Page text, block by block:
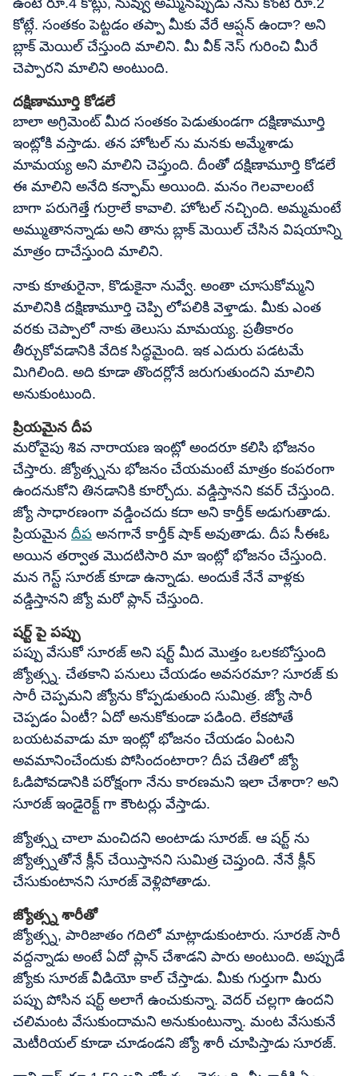
ఉంటే రూ.4 కోట్లు, నువ్వు అమ్మినప్పుడు నేను కొంటే రూ.2
కోట్లే. సంతకం పెట్టడం తప్పా మీకు వేరే ఆప్షన్ ఉందా? అని
బ్లాక్ మెయిల్ చేస్తుంది మాలిని. మీ వీక్ నెస్ గురించి మీరే
చెప్పారని మాలిని అంటుంది.
దక్షిణామూర్తి కోడలే
బాలా అగ్రిమెంట్ మీద సంతకం పెడుతుండగా దక్షిణామూర్తి
ఇంట్లోకి వస్తాడు. తన హోటల్ ను మనకు అమ్మేశాడు
మామయ్య అని మాలిని చెప్తుంది. దీంతో దక్షిణామూర్తి కోడలే
ఈ మాలిని అనేది కన్ఫామ్ అయింది. మనం గెలవాలంటే
బాగా పరుగెత్తే గుర్రాలే కావాలి. హోటల్ నచ్చింది. అమ్మమంటే
అమ్ముతానన్నాడు అని తాను బ్లాక్ మెయిల్ చేసిన విషయాన్ని
మాత్రం దాచేస్తుంది మాలిని.
నాకు కూతురైనా, కొడుకైనా నువ్వే. అంతా చూసుకోమ్మని
మాలినికి దక్షిణామూర్తి చెప్పి లోపలికి వెళ్తాడు. మీకు ఎంత
వరకు చెప్పాలో నాకు తెలుసు మామయ్య. ప్రతీకారం
తీర్చుకోవడానికి వేదిక సిద్ధమైంది. ఇక ఎదురు పడటమే
మిగిలింది. అది కూడా తొందర్లోనే జరుగుతుందని మాలిని
అనుకుంటుంది.
ప్రియమైన దీప
మరోవైపు శివ నారాయణ ఇంట్లో అందరూ కలిసి భోజనం
చేస్తారు. జ్యోత్స్నను భోజనం చేయమంటే మాత్రం కంపరంగా
ఉందనుకోని తినడానికి కూర్చోదు. వడ్డిస్తానని కవర్ చేస్తుంది.
జ్యో సాధారణంగా వడ్డించదు కదా అని కార్తీక్ అడుగుతాడు.
ప్రియమైన దీప అనగానే కార్తీక్ షాక్ అవుతాడు. దీప సీఈఓ
అయిన తర్వాత మొదటిసారి మా ఇంట్లో భోజనం చేస్తుంది.
మన గెస్ట్ సూరజ్ కూడా ఉన్నాడు. అందుకే నేనే వాళ్లకు
వడ్డిస్తానని జ్యో మరో ప్లాన్ చేస్తుంది.
షర్ట్ పై పప్పు
పప్పు వేసుకో సూరజ్ అని షర్ట్ మీద మొత్తం ఒలకబోస్తుంది
జ్యోత్స్న. చేతకాని పనులు చేయడం అవసరమా? సూరజ్ కు
సారీ చెప్పమని జ్యోను కోప్పడుతుంది సుమిత్ర. జ్యో సారీ
చెప్పడం ఏంటీ? ఏదో అనుకోకుండా పడింది. లేకపోతే
బయటవవాడు మా ఇంట్లో భోజనం చేయడం ఏంటని
అవమానించేందుకు పోసిందంటారా? దీప చేతిలో జ్యో
ఓడిపోవడానికి పరోక్షంగా నేను కారణమని ఇలా చేశారా? అని
సూరజ్ ఇండైరెక్ట్ గా కౌంటర్లు వేస్తాడు.
జ్యోత్స్న చాలా మంచిదని అంటాడు సూరజ్. ఆ షర్ట్ ను
జ్యోత్స్నతోనే క్లీన్ చేయిస్తానని సుమిత్ర చెప్తుంది. నేనే క్లీన్
చేసుకుంటానని సూరజ్ వెళ్లిపోతాడు.
జ్యోత్స్న శారీతో
జ్యోత్స్న, పారిజాతం గదిలో మాట్లాడుకుంటారు. సూరజ్ సారీ
వద్దన్నాడు అంటే ఏదో ప్లాన్ చేశాడని పారు అంటుంది. అప్పుడే
జ్యోకు సూరజ్ వీడియో కాల్ చేస్తాడు. మీకు గుర్తుగా మీరు
పప్పు పోసిన షర్ట్ అలాగే ఉంచుకున్నా. వెదర్ చల్లగా ఉందని
చలిమంట వేసుకుందామని అనుకుంటున్నా. మంట వేసుకునే
మెటీరియల్ కూడా చూడండని జ్యో శారీ చూపిస్తాడు సూరజ్.